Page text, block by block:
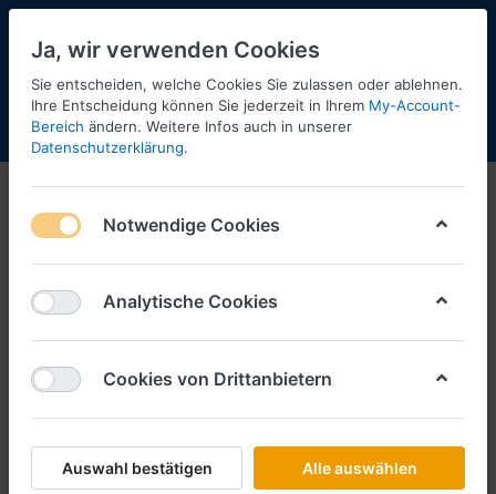
Menü Anmelden Shopaktualisierung
Zubehör
Ja, wir verwenden Cookies
Sie entscheiden, welche Cookies Sie zulassen oder ablehnen.
Ihre Entscheidung können Sie jederzeit in Ihrem My-Account-
Bereich ändern. Weitere Infos auch in unserer
Datenschutzerklärung.
Notwendige Cookies
Analytische Cookies
Cookies von Drittanbietern
Auswahl bestätigen Alle auswählen